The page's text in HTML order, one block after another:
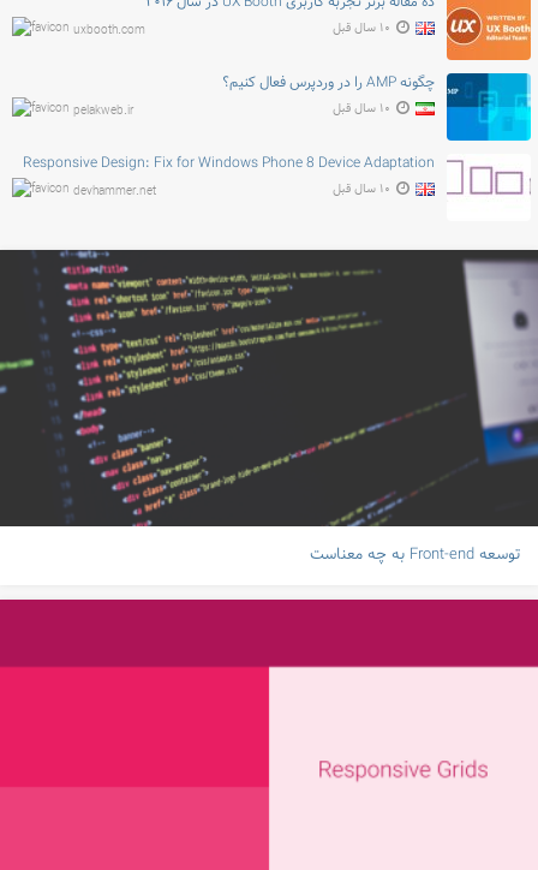
uxbooth.com ۱۰ سال قبل
چگونه AMP را در وردپرس فعال کنیم؟
pelakweb.ir ۱۰ سال قبل
Responsive Design: Fix for Windows Phone 8 Device Adaptation
devhammer.net ۱۰ سال قبل
توسعه Front-end به چه معناست